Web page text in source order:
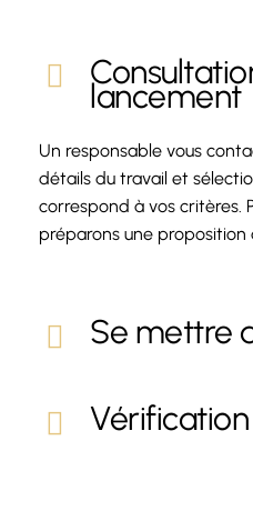
lancement
Un responsable vous
détails du travail et
correspond à vos critères.
préparons une proposition
Se mettre